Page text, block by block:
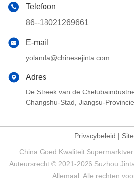
Telefoon
86--18021269661
E-mail
yolanda@chinesejinta.com
Adres
De Streek van de
Changshu-Stad, Jiangsu-
Privacybeleid |
China Goed Kwaliteit
Auteursrecht © 2021-2026 Suzhou
Allemaal. Alle rechten